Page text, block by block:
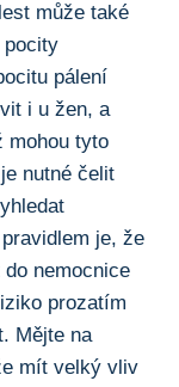
může také
pocity
pálení
i u‌ žen, a
mohou tyto
nutné čelit
je, že
nemocnice​
prozatím
Mějte ⁣na
mít ‌velký vliv